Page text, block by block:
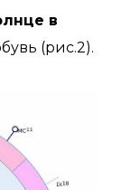
в
(рис.2).